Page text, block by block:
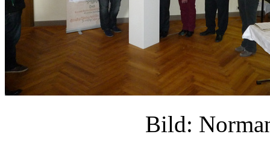
Bild: